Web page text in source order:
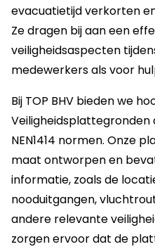
evacuatietijd verkorten
Ze dragen bij aan een
veiligheidsaspecten
medewerkers als voor
Bij TOP BHV bieden we
Veiligheidsplattegronden
NEN1414 normen. Onze
maat ontworpen en
informatie, zoals de
nooduitgangen,
andere relevante
zorgen ervoor dat de